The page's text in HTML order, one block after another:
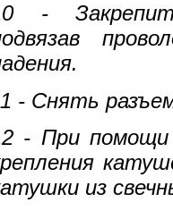
-
- Снять
- При
из